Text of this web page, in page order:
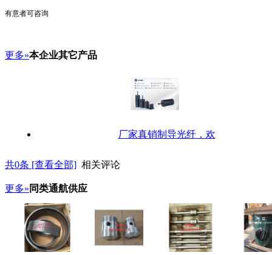
有意者可咨询
更多»本企业其它产品
厂家真销制导光纤，欢
共0条 [查看全部] 相关评论
更多» 同类通航供应